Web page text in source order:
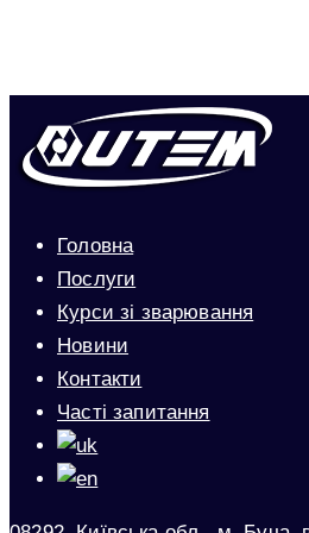
Головна
Послуги
Курси зі зварювання
Новини
Контакти
Часті запитання